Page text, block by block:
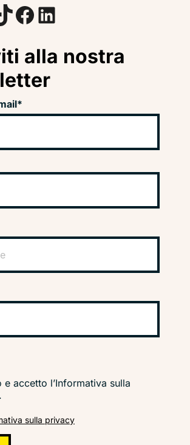
Facebook LinkedIn
alla nostra
e accetto l’Informativa sulla
sulla privacy